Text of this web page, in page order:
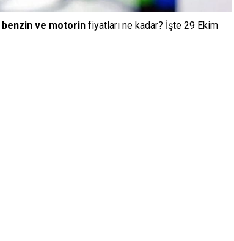
benzin ve motorin fiyatları ne kadar? İşte 29 Ekim